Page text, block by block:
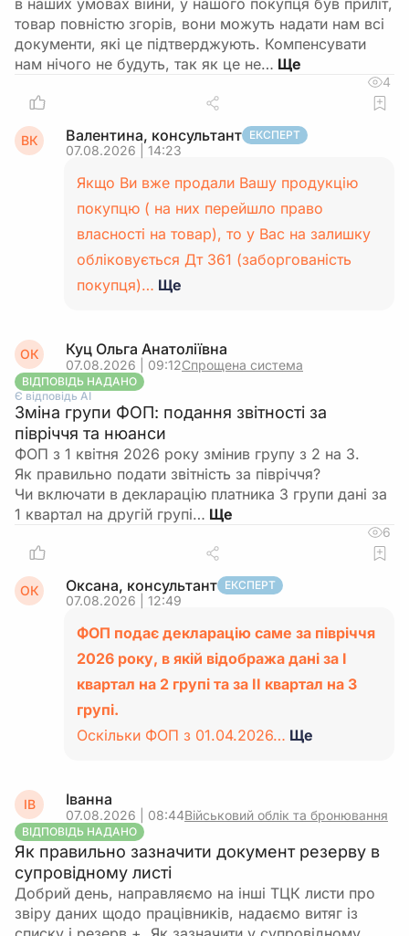
в наших умовах війни, у нашого покупця був приліт,
товар повністю згорів, вони можуть надати нам всі
документи, які це підтверджують. Компенсувати
нам нічого не будуть, так як це не…
4
ВК Валентина, консультант ЕКСПЕРТ
07.08.2026 | 14:23
Якщо Ви вже продали Вашу продукцію
покупцю ( на них перейшло право
власності на товар), то у Вас на залишку
обліковується Дт 361 (заборгованість
покупця)… Ще
ОК Куц Ольга Анатоліївна
07.08.2026 | 09:12Спрощена система
ВІДПОВІДЬ НАДАНО
Є відповідь АІ
Зміна групи ФОП: подання звітності за
півріччя та нюанси
ФОП з 1 квітня 2026 року змінив групу з 2 на 3.
Як правильно подати звітність за півріччя?
Чи включати в декларацію платника 3 групи дані за
1 квартал на другій групі…
6
ОК Оксана, консультант ЕКСПЕРТ
07.08.2026 | 12:49
ФОП подає декларацію саме за півріччя
2026 року, в якій відобража дані за І
квартал на 2 групі та за ІІ квартал на 3
групі.
Оскільки ФОП з 01.04.2026… Ще
ІВ Іванна
07.08.2026 | 08:44Військовий облік та бронювання
ВІДПОВІДЬ НАДАНО
Як правильно зазначити документ резерву в
супровідному листі
Добрий день, направляємо на інші ТЦК листи про
звіру даних щодо працівників, надаємо витяг із